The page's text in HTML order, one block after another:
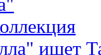
ищет